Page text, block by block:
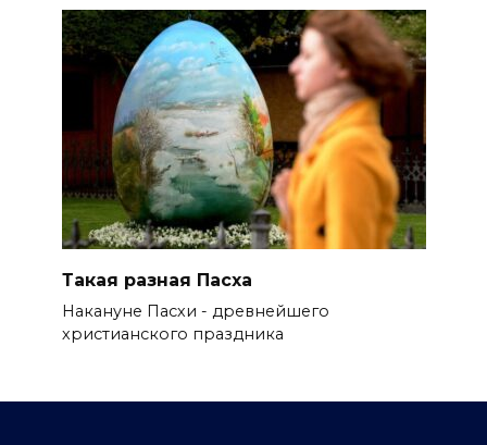
Такая разная Пасха
Накануне Пасхи - древнейшего
христианского праздника